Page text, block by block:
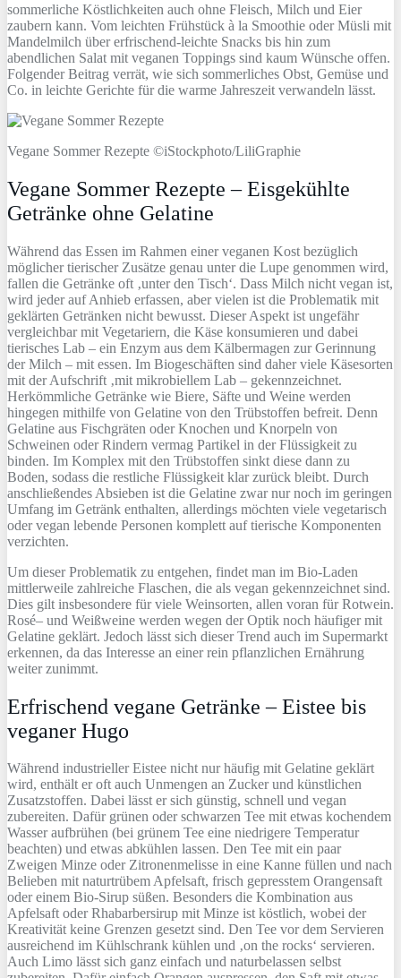
sommerliche Köstlichkeiten auch ohne Fleisch, Milch und Eier
zaubern kann. Vom leichten Frühstück à la Smoothie oder Müsli mit
Mandelmilch über erfrischend-leichte Snacks bis hin zum
abendlichen Salat mit veganen Toppings sind kaum Wünsche offen.
Folgender Beitrag verrät, wie sich sommerliches Obst, Gemüse und
Co. in leichte Gerichte für die warme Jahreszeit verwandeln lässt.
Vegane Sommer Rezepte ©iStockphoto/LiliGraphie
Vegane Sommer Rezepte – Eisgekühlte
Getränke ohne Gelatine
Während das Essen im Rahmen einer veganen Kost bezüglich
möglicher tierischer Zusätze genau unter die Lupe genommen wird,
fallen die Getränke oft ‚unter den Tisch‘. Dass Milch nicht vegan ist,
wird jeder auf Anhieb erfassen, aber vielen ist die Problematik mit
geklärten Getränken nicht bewusst. Dieser Aspekt ist ungefähr
vergleichbar mit Vegetariern, die Käse konsumieren und dabei
tierisches Lab – ein Enzym aus dem Kälbermagen zur Gerinnung
der Milch – mit essen. Im Biogeschäften sind daher viele Käsesorten
mit der Aufschrift ‚mit mikrobiellem Lab – gekennzeichnet.
Herkömmliche Getränke wie Biere, Säfte und Weine werden
hingegen mithilfe von Gelatine von den Trübstoffen befreit. Denn
Gelatine aus Fischgräten oder Knochen und Knorpeln von
Schweinen oder Rindern vermag Partikel in der Flüssigkeit zu
binden. Im Komplex mit den Trübstoffen sinkt diese dann zu
Boden, sodass die restliche Flüssigkeit klar zurück bleibt. Durch
anschließendes Absieben ist die Gelatine zwar nur noch im geringen
Umfang im Getränk enthalten, allerdings möchten viele vegetarisch
oder vegan lebende Personen komplett auf tierische Komponenten
verzichten.
Um dieser Problematik zu entgehen, findet man im Bio-Laden
mittlerweile zahlreiche Flaschen, die als vegan gekennzeichnet sind.
Dies gilt insbesondere für viele Weinsorten, allen voran für Rotwein.
Rosé– und Weißweine werden wegen der Optik noch häufiger mit
Gelatine geklärt. Jedoch lässt sich dieser Trend auch im Supermarkt
erkennen, da das Interesse an einer rein pflanzlichen Ernährung
weiter zunimmt.
Erfrischend vegane Getränke – Eistee bis
veganer Hugo
Während industrieller Eistee nicht nur häufig mit Gelatine geklärt
wird, enthält er oft auch Unmengen an Zucker und künstlichen
Zusatzstoffen. Dabei lässt er sich günstig, schnell und vegan
zubereiten. Dafür grünen oder schwarzen Tee mit etwas kochendem
Wasser aufbrühen (bei grünem Tee eine niedrigere Temperatur
beachten) und etwas abkühlen lassen. Den Tee mit ein paar
Zweigen Minze oder Zitronenmelisse in eine Kanne füllen und nach
Belieben mit naturtrübem Apfelsaft, frisch gepresstem Orangensaft
oder einem Bio-Sirup süßen. Besonders die Kombination aus
Apfelsaft oder Rhabarbersirup mit Minze ist köstlich, wobei der
Kreativität keine Grenzen gesetzt sind. Den Tee vor dem Servieren
ausreichend im Kühlschrank kühlen und ‚on the rocks‘ servieren.
Auch Limo lässt sich ganz einfach und naturbelassen selbst